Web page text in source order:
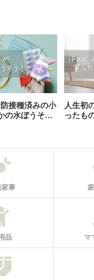
防接種済みの小
の水ぼうそ
人生初
ったも
家事
品 マ